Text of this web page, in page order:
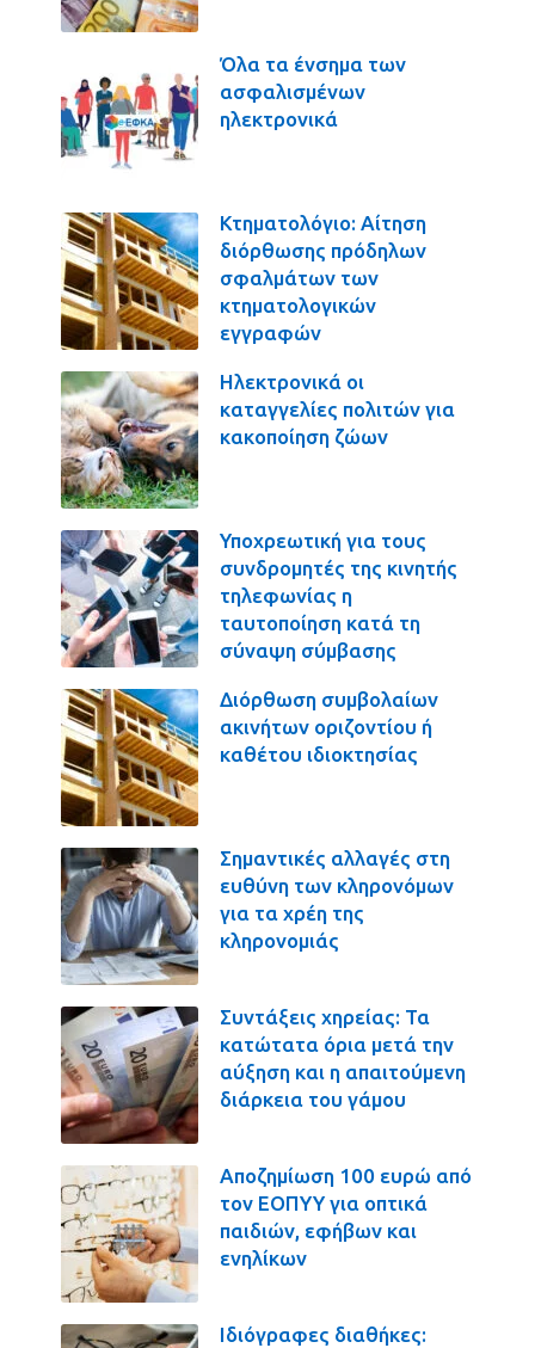
Όλα τα ένσημα των
ασφαλισμένων
ηλεκτρονικά
Κτηματολόγιο: Αίτηση
διόρθωσης πρόδηλων
σφαλμάτων των
κτηματολογικών
εγγραφών
Ηλεκτρονικά οι
καταγγελίες πολιτών για
κακοποίηση ζώων
Υποχρεωτική για τους
συνδρομητές της κινητής
τηλεφωνίας η
ταυτοποίηση κατά τη
σύναψη σύμβασης
Διόρθωση συμβολαίων
ακινήτων οριζοντίου ή
καθέτου ιδιοκτησίας
Σημαντικές αλλαγές στη
ευθύνη των κληρονόμων
για τα χρέη της
κληρονομιάς
Συντάξεις χηρείας: Τα
κατώτατα όρια μετά την
αύξηση και η απαιτούμενη
διάρκεια του γάμου
Αποζημίωση 100 ευρώ από
τον ΕΟΠΥΥ για οπτικά
παιδιών, εφήβων και
ενηλίκων
Ιδιόγραφες διαθήκες: